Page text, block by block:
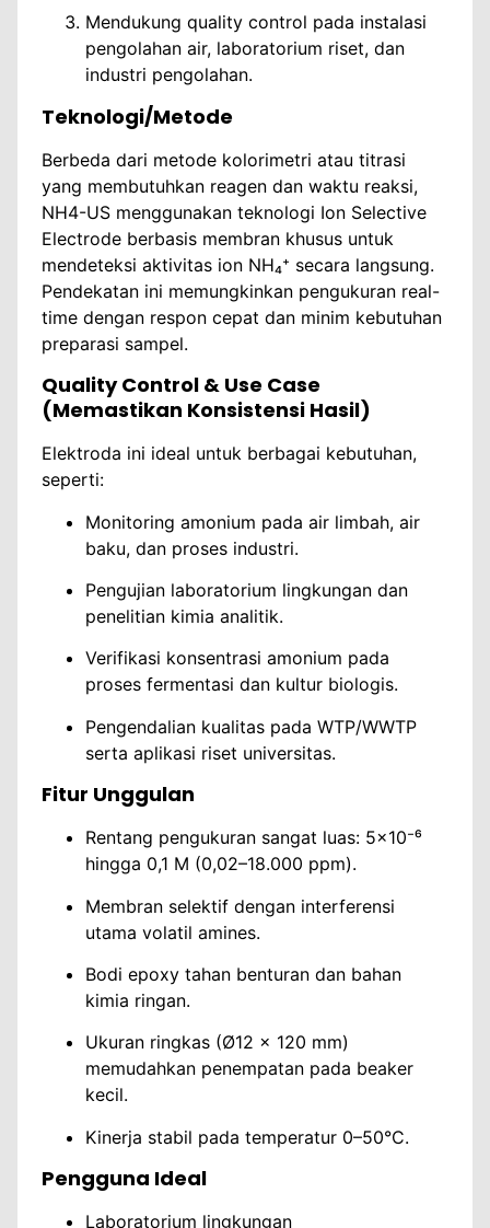
Mendukung quality control pada instalasi
pengolahan air, laboratorium riset, dan
industri pengolahan.
Teknologi/Metode
Berbeda dari metode kolorimetri atau titrasi
yang membutuhkan reagen dan waktu reaksi,
NH4-US menggunakan teknologi Ion Selective
Electrode berbasis membran khusus untuk
mendeteksi aktivitas ion NH₄⁺ secara langsung.
Pendekatan ini memungkinkan pengukuran real-
time dengan respon cepat dan minim kebutuhan
preparasi sampel.
Quality Control & Use Case
(Memastikan Konsistensi Hasil)
Elektroda ini ideal untuk berbagai kebutuhan,
seperti:
Monitoring amonium pada air limbah, air
baku, dan proses industri.
Pengujian laboratorium lingkungan dan
penelitian kimia analitik.
Verifikasi konsentrasi amonium pada
proses fermentasi dan kultur biologis.
Pengendalian kualitas pada WTP/WWTP
serta aplikasi riset universitas.
Fitur Unggulan
Rentang pengukuran sangat luas: 5×10⁻⁶
hingga 0,1 M (0,02–18.000 ppm).
Membran selektif dengan interferensi
utama volatil amines.
Bodi epoxy tahan benturan dan bahan
kimia ringan.
Ukuran ringkas (Ø12 × 120 mm)
memudahkan penempatan pada beaker
kecil.
Kinerja stabil pada temperatur 0–50°C.
Pengguna Ideal
Laboratorium lingkungan